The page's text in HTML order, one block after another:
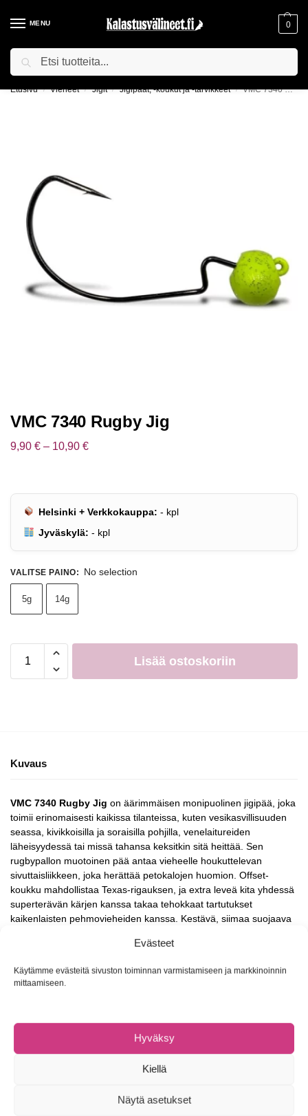
Evästeet
Käytämme evästeitä sivuston toiminnan varmistamiseen ja markkinoinnin
mittaamiseen.
Hyväksy
Kiellä
Näytä asetukset
MENU 0
ILMAINEN TOIMITUS YLI 75€ TILAUKSILLE!
Etusivu / Vieheet / Jigit / Jigipäät, -koukut ja -tarvikkeet / VMC 7340 Rugby Jig
VMC 7340 Rugby Jig
9,90 € – 10,90 €
Helsinki + Verkkokauppa: - kpl
Jyväskylä: - kpl
VALITSE PAINO: No selection
5g 14g
Lisää ostoskoriin
Kuvaus
VMC 7340 Rugby Jig on äärimmäisen monipuolinen jigipää, joka
toimii erinomaisesti kaikissa tilanteissa, kuten vesikasvillisuuden
seassa, kivikkoisilla ja soraisilla pohjilla, venelaitureiden
läheisyydessä tai missä tahansa keksitkin sitä heittää. Sen
rugbypallon muotoinen pää antaa vieheelle houkuttelevan
sivuttaisliikkeen, joka herättää petokalojen huomion. Offset-
koukku mahdollistaa Texas-rigauksen, ja extra leveä kita yhdessä
superterävän kärjen kanssa takaa tehokkaat tartutukset
kaikenlaisten pehmovieheiden kanssa. Kestävä, siimaa suojaava
Väri Chartreuse
5g koukku 3/0, 4kpl/pakkaus
Jigipäät, -koukut ja -tarvikkeet